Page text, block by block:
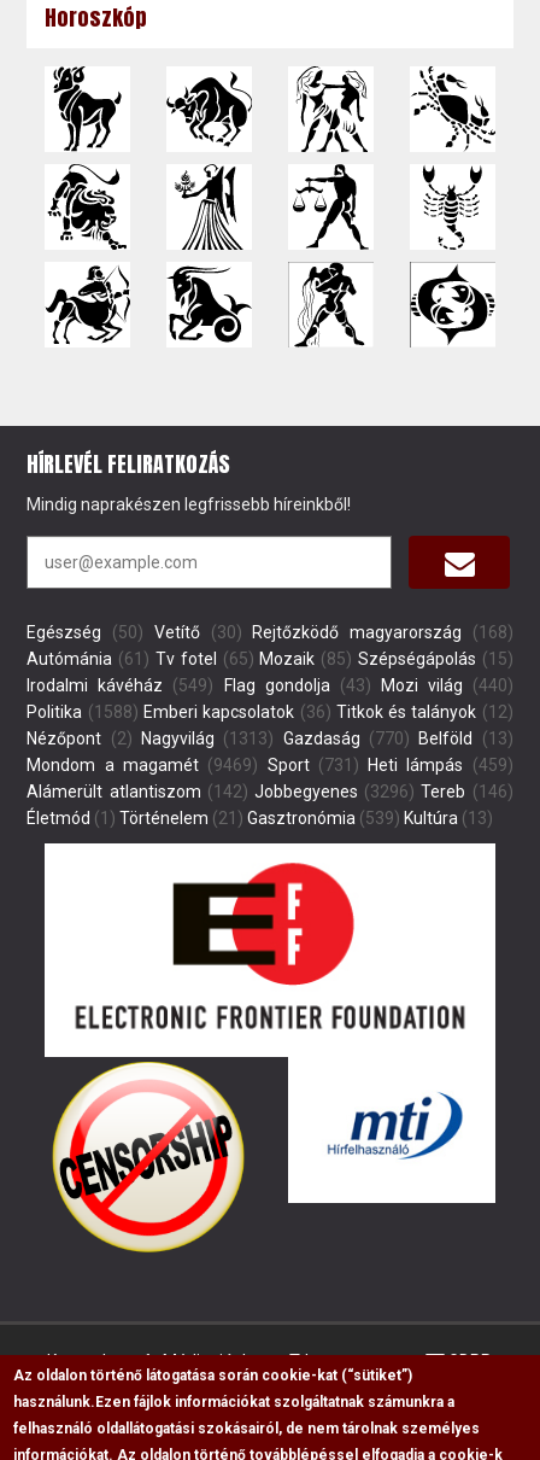
Horoszkóp
HÍRLEVÉL FELIRATKOZÁS
Mindig naprakészen legfrissebb híreinkből!
Egészség (50) Vetítő(30) Rejtőzködő magyarország (168)
Autómánia (61) Tv fotel (65) Mozaik (85) Szépségápolás (15)
Irodalmi kávéház (549) Flag gondolja (43) Mozi világ (440)
Politika (1588) Emberi kapcsolatok (36) Titkok és talányok (12)
Nézőpont (2) Nagyvilág (1313) Gazdaság (770) Belföld
(13)
Mondom a magamét(9469) Sport(731) Heti lámpás (459)
Alámerült atlantiszom (142) Jobbegyenes (3296) Tereb (146)
Életmód (1) Történelem (21) Gasztronómia (539) Kultúra (13)
Kapcsolat Médiaajánlat Impresszum GDPR
RSS
Az oldalon történő látogatása során cookie-kat (“sütiket”)
használunk. Ezen fájlok információkat szolgáltatnak számunkra a
felhasználó oldallátogatási szokásairól, de nem tárolnak személyes
információkat. Az oldalon történő továbblépéssel elfogadja a cookie-k